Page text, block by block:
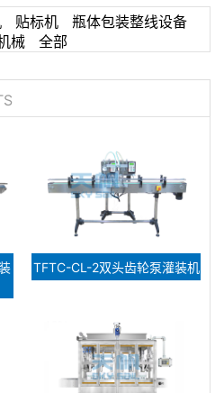
贴标机
瓶体包装整线设备
械 全部
TFTC-CL-2双头齿轮泵灌装机